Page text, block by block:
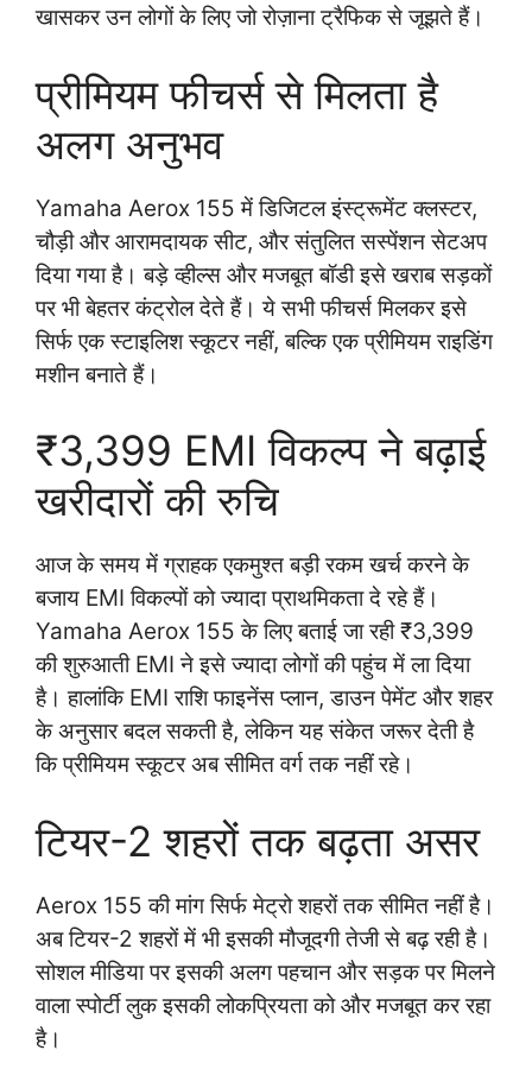
खासकर उन लोगों के लिए जो रोज़ाना ट्रैफिक से जूझते हैं।
प्रीमियम फीचर्स से मिलता है
अलग अनुभव
Yamaha Aerox 155 में डिजिटल इंस्ट्रूमेंट क्लस्टर,
चौड़ी और आरामदायक सीट, और संतुलित सस्पेंशन सेटअप
दिया गया है। बड़े व्हील्स और मजबूत बॉडी इसे खराब सड़कों
पर भी बेहतर कंट्रोल देते हैं। ये सभी फीचर्स मिलकर इसे
सिर्फ एक स्टाइलिश स्कूटर नहीं, बल्कि एक प्रीमियम राइडिंग
मशीन बनाते हैं।
₹3,399 EMI विकल्प ने बढ़ाई
खरीदारों की रुचि
आज के समय में ग्राहक एकमुश्त बड़ी रकम खर्च करने के
बजाय EMI विकल्पों को ज्यादा प्राथमिकता दे रहे हैं।
Yamaha Aerox 155 के लिए बताई जा रही ₹3,399
की शुरुआती EMI ने इसे ज्यादा लोगों की पहुंच में ला दिया
है। हालांकि EMI राशि फाइनेंस प्लान, डाउन पेमेंट और शहर
के अनुसार बदल सकती है, लेकिन यह संकेत जरूर देती है
कि प्रीमियम स्कूटर अब सीमित वर्ग तक नहीं रहे।
टियर-2 शहरों तक बढ़ता असर
Aerox 155 की मांग सिर्फ मेट्रो शहरों तक सीमित नहीं है।
अब टियर-2 शहरों में भी इसकी मौजूदगी तेजी से बढ़ रही है।
सोशल मीडिया पर इसकी अलग पहचान और सड़क पर मिलने
वाला स्पोर्टी लुक इसकी लोकप्रियता को और मजबूत कर रहा
है।